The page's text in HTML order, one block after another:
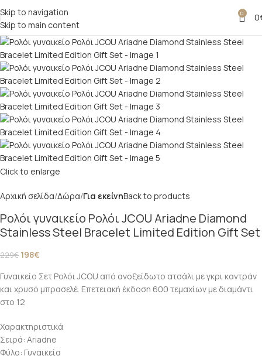
Skip to navigation
Skip to main content
0 0
-14%
Click to enlarge
Αρχική σελίδα Δώρα Για εκείνηBack to products
Ρολόι γυναικείο Ρολόι JCOU Ariadne Diamond
Stainless Steel Bracelet Limited Edition Gift Set
229€ 198€
Γυναικείο Σετ Ρολόι JCOU από ανοξείδωτο ατσάλι με γκρι καντράν
και χρυσό μπρασελέ. Επετειακή έκδοση 600 τεμαχίων με διαμάντι
στο 12
Χαρακτηριστικά
Σειρά: Ariadne
Φύλο: Γυναικεία